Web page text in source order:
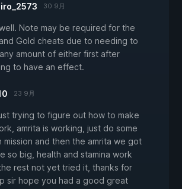
30 9月
Note may be required for the
Gold cheats due to needing to
amount of either first after
to have an effect.
23 9月
trying to figure out how to make
amrita is working, just do some
mission and then the amrita we got
so big, health and stamina work
rest not yet tried it, thanks for
sir hope you had a good great